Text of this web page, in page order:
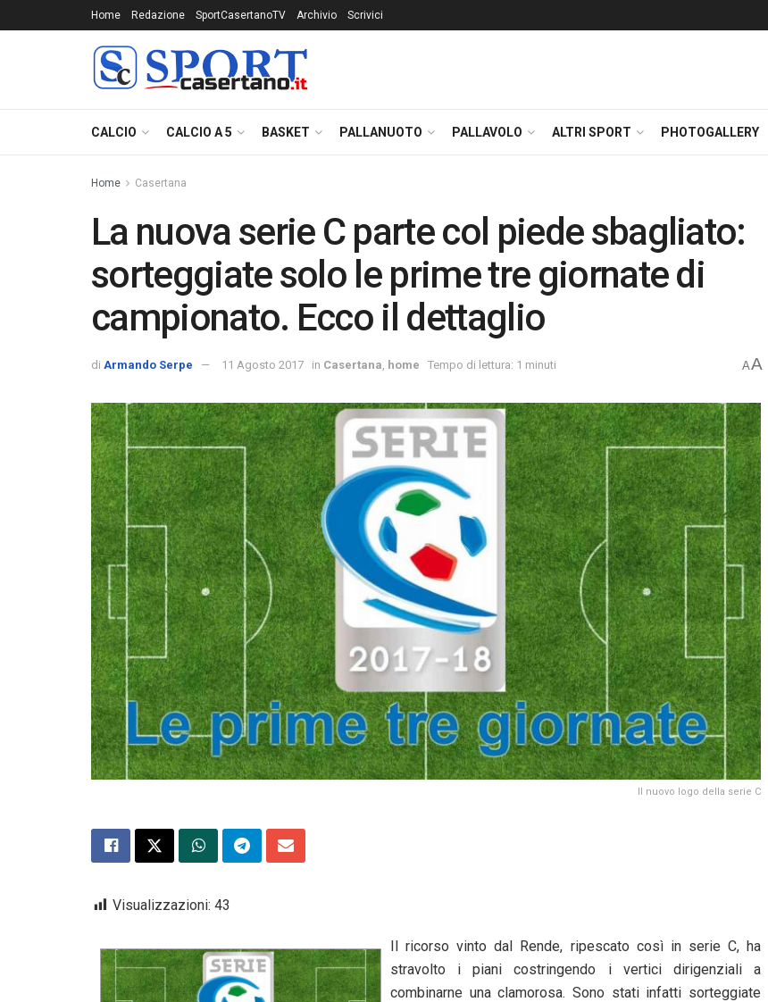
Home Redazione SportCasertanoTV Archivio Scrivici
CALCIO CALCIO A 5 BASKET PALLANUOTO PALLAVOLO ALTRI SPORT PHOTOGALLERY
Home Casertana
La nuova serie C parte col piede sbagliato:
sorteggiate solo le prime tre giornate di
campionato. Ecco il dettaglio
di Armando Serpe 11 Agosto 2017 in Casertana home Tempo di lettura: 1 minuti AA
Il nuovo logo della serie C
Visualizzazioni: 43
Il ricorso vinto dal Rende, ripescato così in serie C, ha
stravolto i piani costringendo i vertici dirigenziali a
combinarne una clamorosa. Sono stati infatti sorteggiate